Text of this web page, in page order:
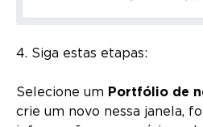
4. Siga estas etapas:
Selecione um Portfólio de
crie um novo nessa janela,